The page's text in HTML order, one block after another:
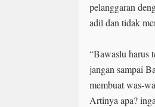
pelanggaran
adil dan tidak
“Bawaslu harus
jangan sampai
membuat was-
Artinya apa?